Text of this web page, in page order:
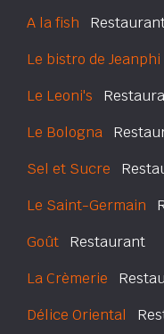
A la fish
Le bistro de Jeanphi
Le Leoni's
Le Bologna
Sel et Sucre
Le Saint-Germain
Goût Restaurant
La Crèmerie
Délice Oriental